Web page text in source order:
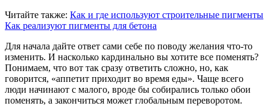
Читайте также: Как и где используют строительные пигменты
Как реализуют пигменты для бетона
Для начала дайте ответ сами себе по поводу желания что-то
изменить. И насколько кардинально вы хотите все поменять?
Понимаем, что вот так сразу ответить сложно, но, как
говорится, «аппетит приходит во время еды». Чаще всего
люди начинают с малого, вроде бы собирались только обои
поменять, а закончиться может глобальным переворотом.